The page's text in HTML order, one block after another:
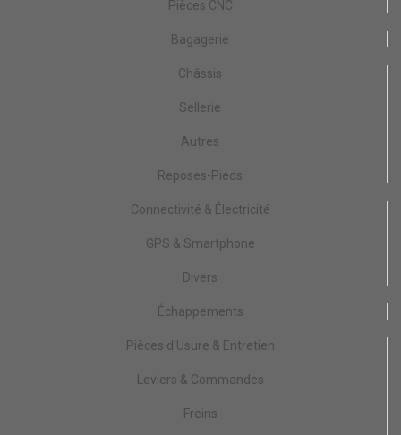
Pièces CNC
Bagagerie
Châssis
Sellerie
Autres
Reposes-Pieds
Connectivité & Électricité
GPS & Smartphone
Divers
Échappements
Pièces d'Usure & Entretien
Leviers & Commandes
Freins